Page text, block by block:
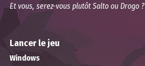
Et vous, serez-vous plutôt Salto ou Drogo ?
Lancer le jeu
Windows